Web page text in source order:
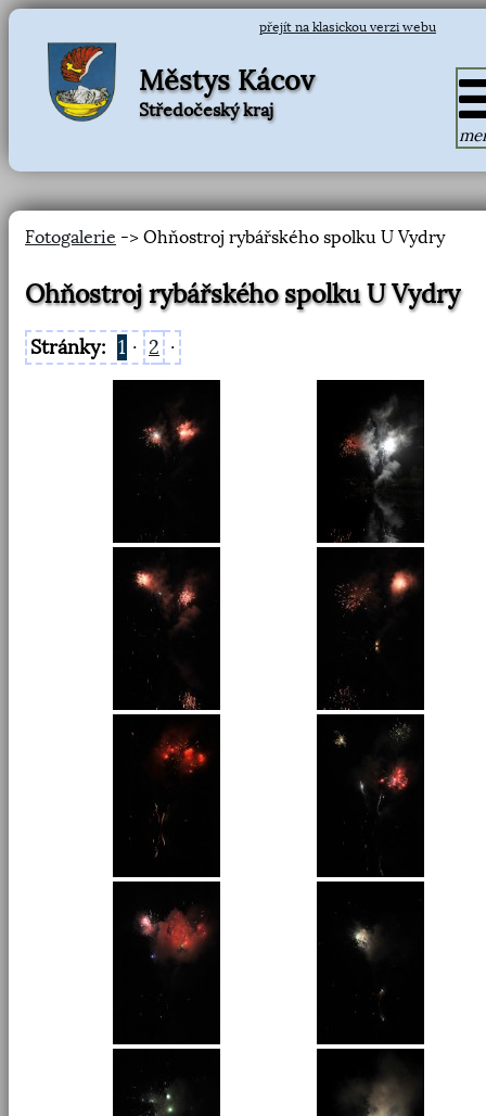
přejít na klasickou verzi webu
Městys Kácov
Středočeský kraj
Fotogalerie -> Ohňostroj rybářského spolku U Vydry
Ohňostroj rybářského spolku U Vydry
Stránky: 1 · 2 ·